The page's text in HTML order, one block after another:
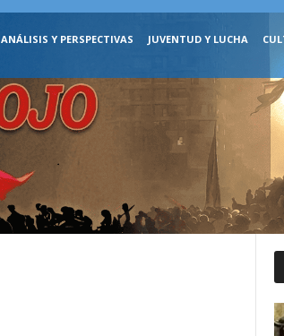
ANÁLISIS Y PERSPECTIVAS JUVENTUD Y LUCHA